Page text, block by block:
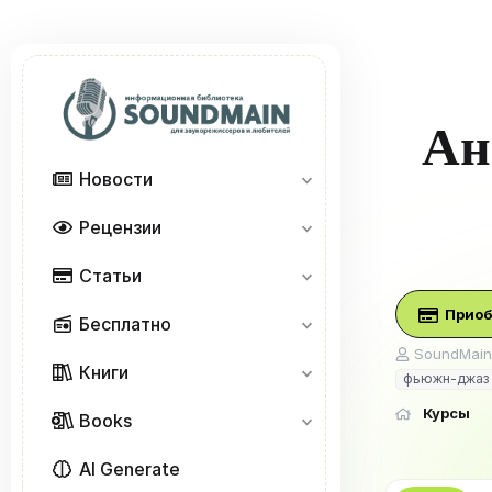
Новости
Рецензии
Статьи
Бесплатно
Книги
Books
AI Generate
А
в
SoundMain
фьюжн-джаз
Курсы